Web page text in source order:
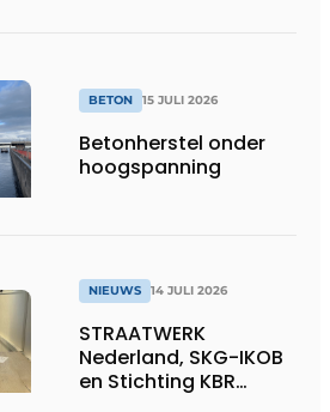
BETON 15 JULI 2026
Betonherstel onder
hoogspanning
NIEUWS 14 JULI 2026
STRAATWERK
Nederland, SKG-IKOB
en Stichting KBR